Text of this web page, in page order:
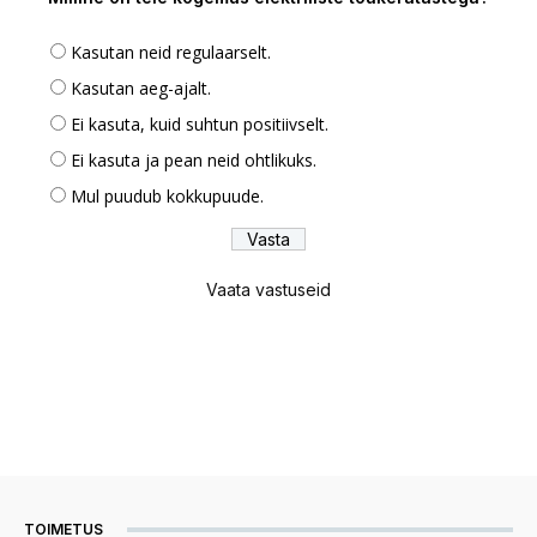
Kasutan neid regulaarselt.
Kasutan aeg-ajalt.
Ei kasuta, kuid suhtun positiivselt.
Ei kasuta ja pean neid ohtlikuks.
Mul puudub kokkupuude.
Vaata vastuseid
TOIMETUS